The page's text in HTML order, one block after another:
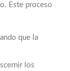
Este proceso
que la
los